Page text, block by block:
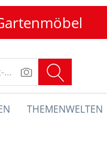
THEMENWELTEN